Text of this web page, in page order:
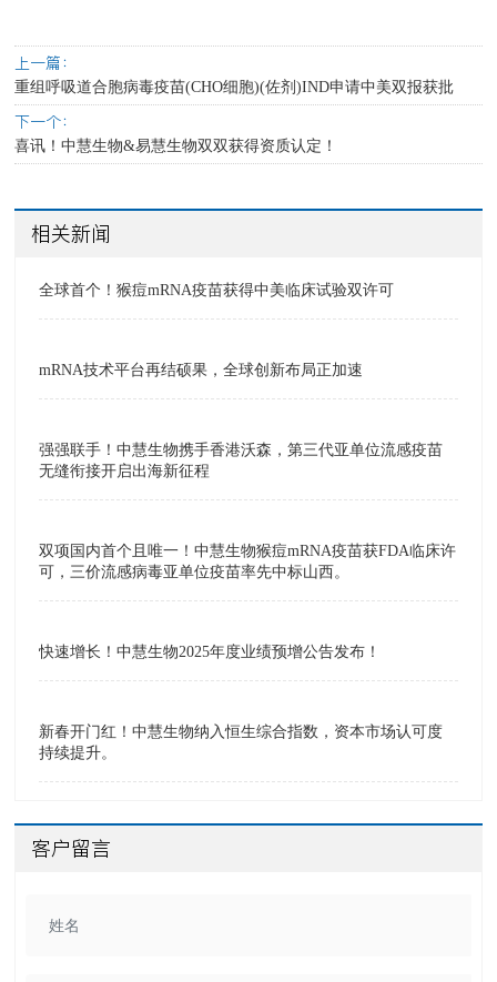
上一篇：
重组呼吸道合胞病毒疫苗(CHO细胞)(佐剂)IND申请中美双报获批
下一个：
喜讯！中慧生物&易慧生物双双获得资质认定！
相关新闻
全球首个！猴痘mRNA疫苗获得中美临床试验双许可
mRNA技术平台再结硕果，全球创新布局正加速
强强联手！中慧生物携手香港沃森，第三代亚单位流感疫苗
无缝衔接开启出海新征程
双项国内首个且唯一！中慧生物猴痘mRNA疫苗获FDA临床许
可，三价流感病毒亚单位疫苗率先中标山西。
快速增长！中慧生物2025年度业绩预增公告发布！
新春开门红！中慧生物纳入恒生综合指数，资本市场认可度
持续提升。
客户留言